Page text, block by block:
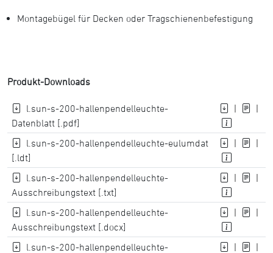
Montagebügel für Decken oder Tragschienenbefestigung
Produkt-Downloads
l.sun-s-200-hallenpendelleuchte-
Datenblatt [.pdf]
| |
l.sun-s-200-hallenpendelleuchte-eulumdat
[.ldt]
| |
l.sun-s-200-hallenpendelleuchte-
Ausschreibungstext [.txt]
| |
l.sun-s-200-hallenpendelleuchte-
Ausschreibungstext [.docx]
| |
l.sun-s-200-hallenpendelleuchte-
| |